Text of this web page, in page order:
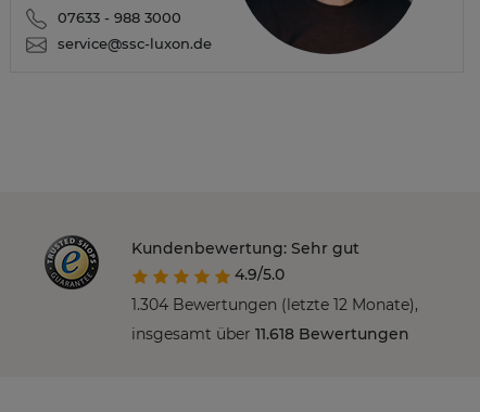
07633 - 988 3000
service@ssc-luxon.de
Kundenbewertung: Sehr gut
4.9/5.0
1.304 Bewertungen (letzte 12 Monate),
insgesamt über 11.618 Bewertungen